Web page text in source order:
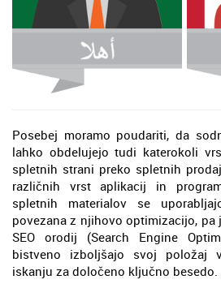
Posebej moramo poudariti, da
lahko obdelujejo tudi katerokoli
spletnih strani preko spletnih
različnih vrst aplikacij in
spletnih materialov se
povezana z njihovo optimizacijo, pa
SEO orodij (Search Engine
bistveno izboljšajo svoj položaj
iskanju za določeno ključno besedo.